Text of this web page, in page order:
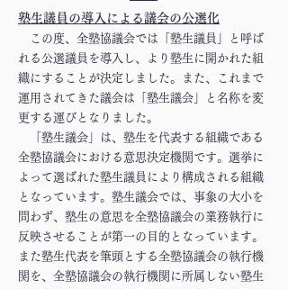
​塾生議員の導入による議会の公選化
この度、全塾協議会では「塾生議員」と呼ば
れる公選議員を導入し、より塾生に開かれた組
織にすることが決定しました。また、これまで
運用されてきた議会は「塾生議会」と名称を変
更する運びとなりました。
「塾生議会」は、塾生を代表する組織である
全塾協議会における意思決定機関です。選挙に
よって選ばれた塾生議員により構成される組織
となっています。塾生議会では、事象の大小を
問わず、塾生の意思を全塾協議会の業務執行に
反映させることが第一の目的となっています。
また塾生代表を筆頭とする全塾協議会の執行機
関を、全塾協議会の執行機関に所属しない塾生